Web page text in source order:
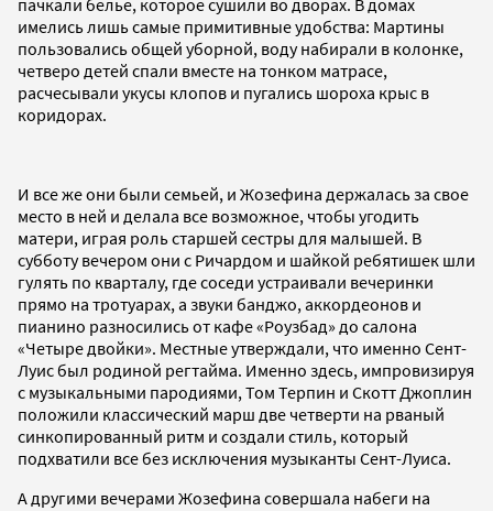
имелись лишь самые примитивные удобства: Мартины
пользовались общей уборной, воду набирали в колонке,
четверо детей спали вместе на тонком матрасе,
расчесывали укусы клопов и пугались шороха крыс в
коридорах.
И все же они были семьей, и Жозефина держалась за свое
место в ней и делала все возможное, чтобы угодить
матери, играя роль старшей сестры для малышей. В
субботу вечером они с Ричардом и шайкой ребятишек шли
гулять по кварталу, где соседи устраивали вечеринки
прямо на тротуарах, а звуки банджо, аккордеонов и
пианино разносились от кафе «Роузбад» до салона
«Четыре двойки». Местные утверждали, что именно Сент-
Луис был родиной регтайма. Именно здесь, импровизируя
с музыкальными пародиями, Том Терпин и Скотт Джоплин
положили классический марш две четверти на рваный
синкопированный ритм и создали стиль, который
подхватили все без исключения музыканты Сент-Луиса.
А другими вечерами Жозефина совершала набеги на